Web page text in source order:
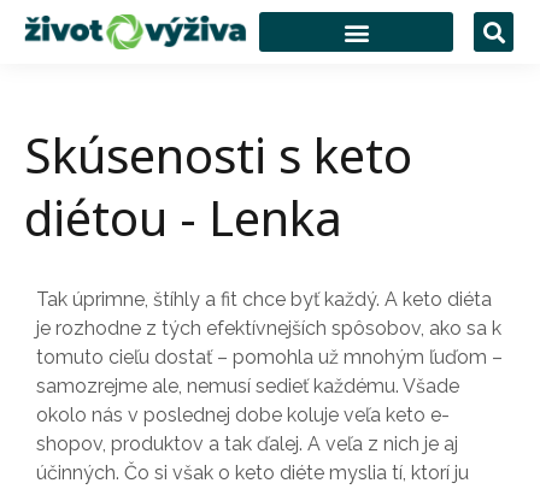
Skúsenosti s keto
diétou - Lenka
Tak úprimne, štíhly a fit chce byť každý. A keto diéta
je rozhodne z tých efektívnejších spôsobov, ako sa k
tomuto cieľu dostať – pomohla už mnohým ľuďom –
samozrejme ale, nemusí sedieť každému. Všade
okolo nás v poslednej dobe koluje veľa keto e-
shopov, produktov a tak ďalej. A veľa z nich je aj
účinných. Čo si však o keto diéte myslia tí, ktorí ju